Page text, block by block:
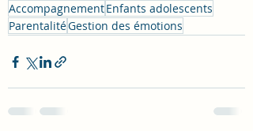
AccompagnementEnfants adolescents
ParentalitéGestion des émotions